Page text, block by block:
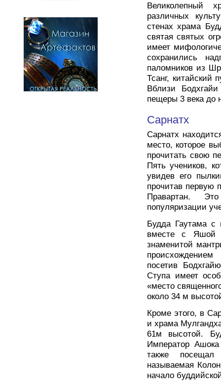
Великолепный
различных
стенах храма
святая святых
имеет
сохранились
паломников из
Тсанг, китайский
Вблизи
пещеры 3 века до
Сарнатх
Сарнатх
место, которое
прочитать свою
Пять учеников,
увидев его
прочитав первую
Правартан.
популяризации
Будда Гаутама с
вместе с Яшой
знаменитой
посетив
Ступа имеет
«место
около 34 м
Кроме этого, в
и храма
61м высотой.
Император
также посещал
называемая
начало